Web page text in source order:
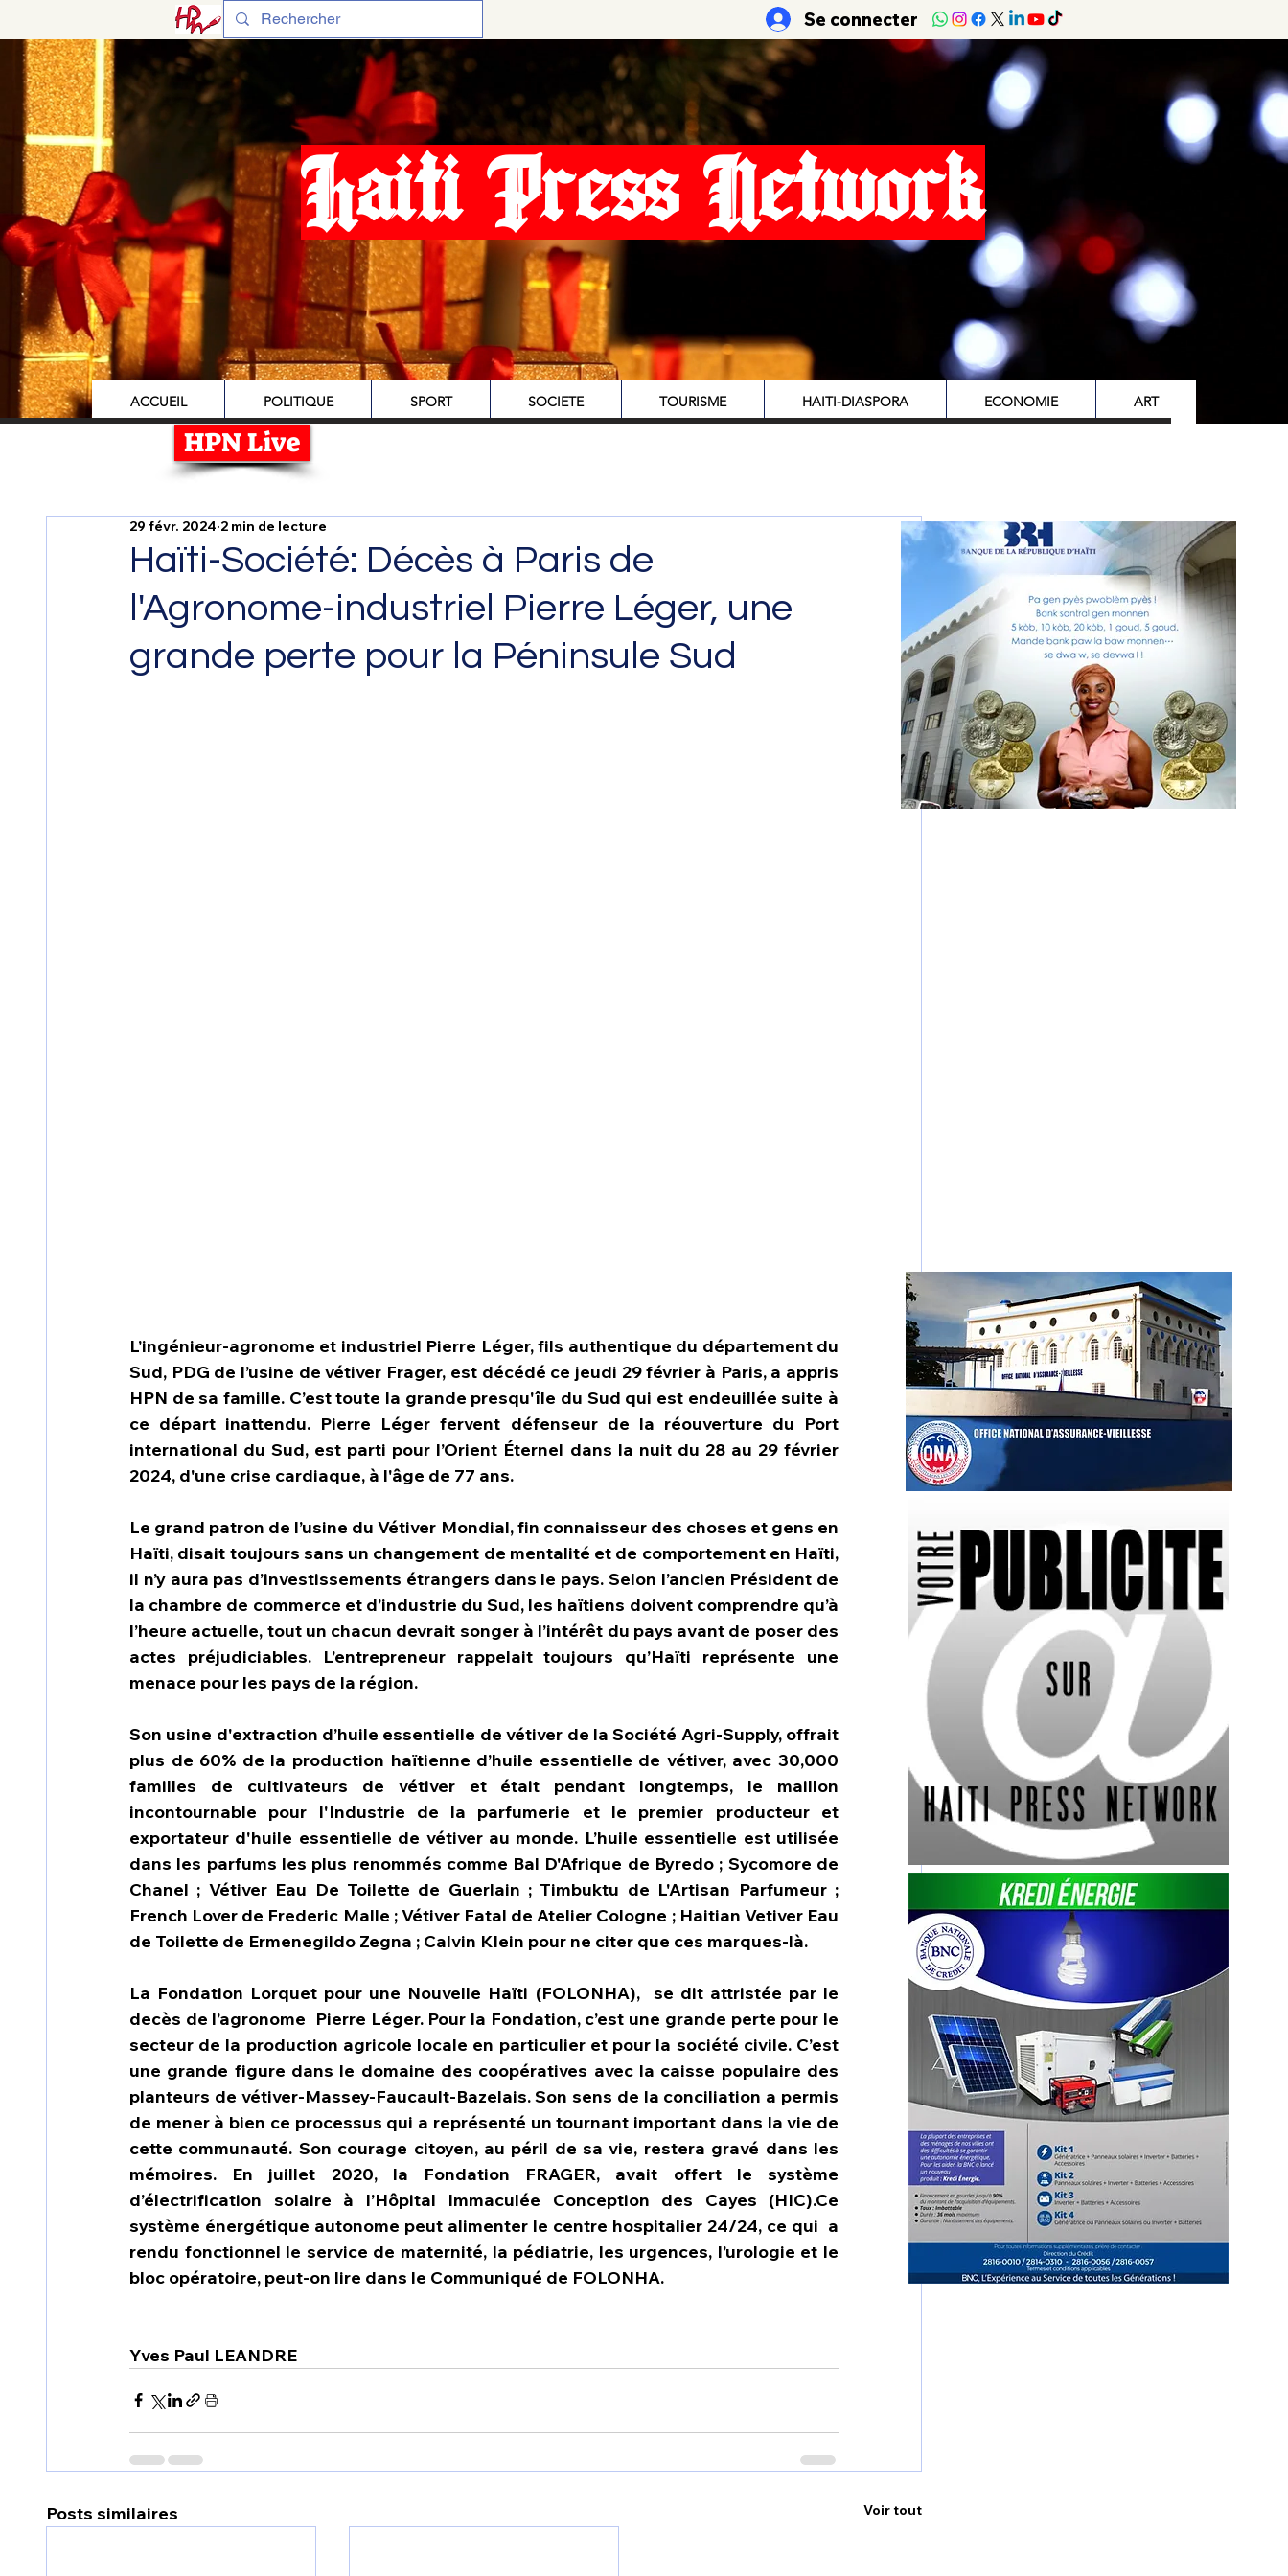
Se connecter
Haiti Press Network
ACCUEIL POLITIQUE SPORT SOCIETE TOURISME HAITI-DIASPORA ECONOMIE ART
HPN Live
Haïti-Société: Décès à Paris de
l'Agronome-industriel Pierre Léger, une
grande perte pour la Péninsule Sud
29 févr. 2024 2 min de lecture
L’ingénieur-agronome et industriel Pierre Léger, fils authentique du département du
Sud, PDG de l’usine de vétiver Frager, est décédé ce jeudi 29 février à Paris, a appris
HPN de sa famille. C’est toute la grande presqu'île du Sud qui est endeuillée suite à
ce départ inattendu. Pierre Léger fervent défenseur de la réouverture du Port
international du Sud, est parti pour l’Orient Éternel dans la nuit du 28 au 29 février
2024, d'une crise cardiaque, à l'âge de 77 ans.
Le grand patron de l’usine du Vétiver Mondial, fin connaisseur des choses et gens en
Haïti, disait toujours sans un changement de mentalité et de comportement en Haïti,
il n’y aura pas d’investissements étrangers dans le pays. Selon l’ancien Président de
la chambre de commerce et d’industrie du Sud, les haïtiens doivent comprendre qu’à
l’heure actuelle, tout un chacun devrait songer à l’intérêt du pays avant de poser des
actes préjudiciables. L’entrepreneur rappelait toujours qu’Haïti représente une
menace pour les pays de la région.
Son usine d'extraction d’huile essentielle de vétiver de la Société Agri-Supply, offrait
plus de 60% de la production haïtienne d’huile essentielle de vétiver, avec 30,000
familles de cultivateurs de vétiver et était pendant longtemps, le maillon
incontournable pour l'Industrie de la parfumerie et le premier producteur et
exportateur d'huile essentielle de vétiver au monde. L’huile essentielle est utilisée
dans les parfums les plus renommés comme Bal D'Afrique de Byredo ; Sycomore de
Chanel ; Vétiver Eau De Toilette de Guerlain ; Timbuktu de L'Artisan Parfumeur ;
French Lover de Frederic Malle ; Vétiver Fatal de Atelier Cologne ; Haitian Vetiver Eau
de Toilette de Ermenegildo Zegna ; Calvin Klein pour ne citer que ces marques-là.
La Fondation Lorquet pour une Nouvelle Haïti (FOLONHA),  se dit attristée par le
decès de l’agronome  Pierre Léger. Pour la Fondation, c’est une grande perte pour le
secteur de la production agricole locale en particulier et pour la société civile. C’est
une grande figure dans le domaine des coopératives avec la caisse populaire des
planteurs de vétiver-Massey-Faucault-Bazelais. Son sens de la conciliation a permis
de mener à bien ce processus qui a représenté un tournant important dans la vie de
cette communauté. Son courage citoyen, au péril de sa vie, restera gravé dans les
mémoires. En juillet 2020, la Fondation FRAGER, avait offert le système
d’électrification solaire à l’Hôpital Immaculée Conception des Cayes (HIC).Ce
système énergétique autonome peut alimenter le centre hospitalier 24/24, ce qui  a
rendu fonctionnel le service de maternité, la pédiatrie, les urgences, l’urologie et le
bloc opératoire, peut-on lire dans le Communiqué de FOLONHA.
Yves Paul LEANDRE
Posts similaires Voir tout